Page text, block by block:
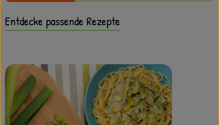
Entdecke passende Rezepte
Rezept zu